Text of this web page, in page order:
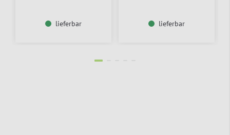
lieferbar lieferbar